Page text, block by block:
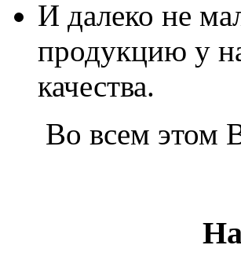
И далеко не
продукцию у
качества.
Во всем этом